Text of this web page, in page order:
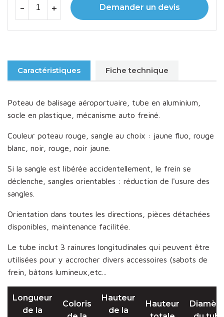
- + Demander un devis
Caractéristiques Fiche technique
Poteau de balisage aéroportuaire, tube en aluminium,
socle en plastique, mécanisme auto freiné.
Couleur poteau rouge, sangle au choix : jaune fluo, rouge
blanc, noir, rouge, noir jaune.
Si la sangle est libérée accidentellement, le frein se
déclenche, sangles orientables : réduction de l'usure des
sangles.
Orientation dans toutes les directions, pièces détachées
disponibles, maintenance facilitée.
Le tube inclut 3 rainures longitudinales qui peuvent être
utilisées pour y accrocher divers accessoires (sabots de
frein, bâtons lumineux,etc...
Longueur
de la
Coloris
Hauteur
de la
Hauteur